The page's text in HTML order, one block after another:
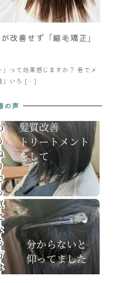
改善せず「縮毛矯正」
って効果感じますか？ 巷でメ
」いろ […]
の声